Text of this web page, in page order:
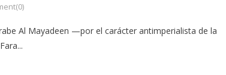
Al Mayadeen —por el carácter antimperialista de la